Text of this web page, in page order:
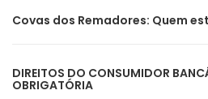
Covas dos Remadores: Quem
DIREITOS DO CONSUMIDOR
OBRIGATÓRIA